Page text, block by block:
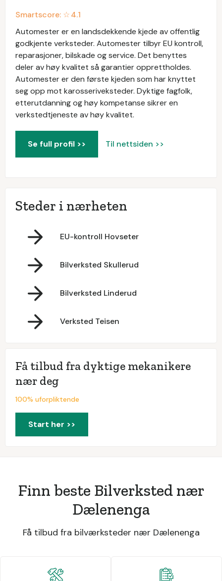
Smartscore: ☆4.1
Automester er en landsdekkende kjede av offentlig
godkjente verksteder. Automester tilbyr EU kontroll,
reparasjoner, bilskade og service. Det benyttes
deler av høy kvalitet så garantier opprettholdes.
Automester er den første kjeden som har knyttet
seg opp mot karosseriveksteder. Dyktige fagfolk,
etterutdanning og høy kompetanse sikrer en
verkstedtjeneste av høy kvalitet.
Se full profil >> Til nettsiden >>
Steder i nærheten
EU-kontroll Hovseter
Bilverksted Skullerud
Bilverksted Linderud
Verksted Teisen
Få tilbud fra dyktige mekanikere
nær deg
100% uforpliktende
Start her >>
Finn beste Bilverksted nær
Dælenenga
Få tilbud fra bilværksteder nær Dælenenga